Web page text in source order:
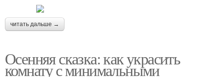
читать дальше →
Осенняя сказка: как украсить
комнату с минимальными